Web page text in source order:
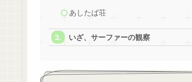
あしたば荘
いざ、サーファーの観察